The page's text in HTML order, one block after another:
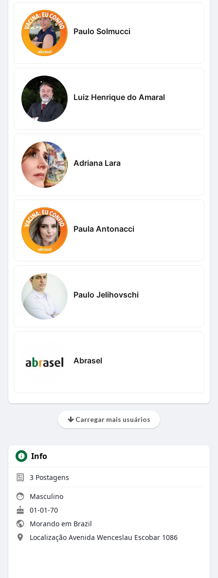
Paulo Solmucci
Luiz Henrique do Amaral
Adriana Lara
Paula Antonacci
Paulo Jelihovschi
Abrasel
Carregar mais usuários
Info
3Postagens
Masculino
01-01-70
Morando em Brazil
Localização Avenida Wenceslau Escobar 1086